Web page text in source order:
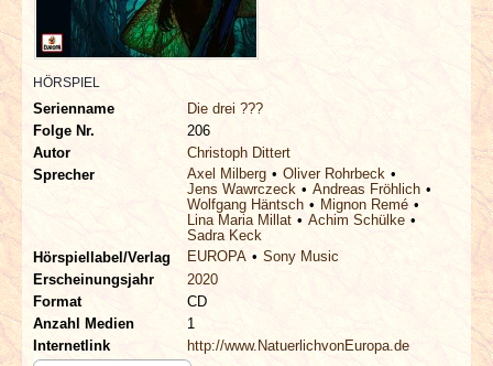
SPECIALS
REDAKTION
LINKS
HÖRSPIEL
Serienname
Die drei ???
Folge Nr.
206
Autor
Christoph Dittert
Sprecher
Axel Milberg
Oliver Rohrbeck
Jens Wawrczeck
Andreas Fröhlich
Wolfgang Häntsch
Mignon Remé
Lina Maria Millat
Achim Schülke
Sadra Keck
Hörspiellabel/Verlag
EUROPA
Sony Music
Erscheinungsjahr
2020
Format
CD
Anzahl Medien
1
Internetlink
http://www.NatuerlichvonEuropa.de